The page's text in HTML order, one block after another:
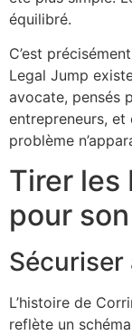
équilibré.
C’est
Legal Jump
avocate, pensés
entrepreneurs,
problème
Tirer les
pour
L’histoire de
reflète un